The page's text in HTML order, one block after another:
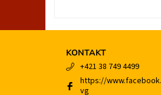
KONTAKT
+421 38 749 4499
https://
vg